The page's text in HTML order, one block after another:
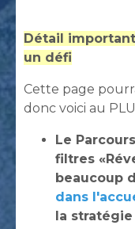
Détail
un défi
Cette page
donc voici au
Le
filtres
beaucoup
dans
la